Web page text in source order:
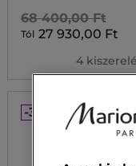
68 400,00 Ft
Tól 27 930,00 Ft
4
-30%